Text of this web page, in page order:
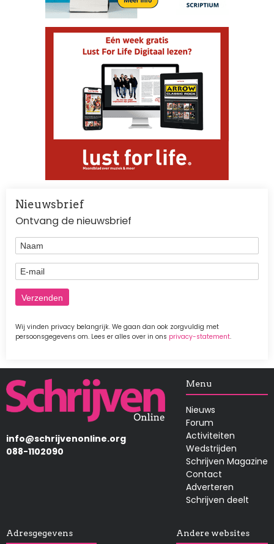
Nieuwsbrief
Ontvang de nieuwsbrief
Naam
E-mail
Wij vinden privacy belangrijk. We gaan dan ook zorgvuldig met
persoonsgegevens om. Lees er alles over in ons privacy-statement.
Afbeelding
info@schrijvenonline.org
088-1102090
Menu
Nieuws
Forum
Activiteiten
Wedstrijden
Schrijven Magazine
Contact
Adverteren
Schrijven deelt
Adresgegevens Andere websites